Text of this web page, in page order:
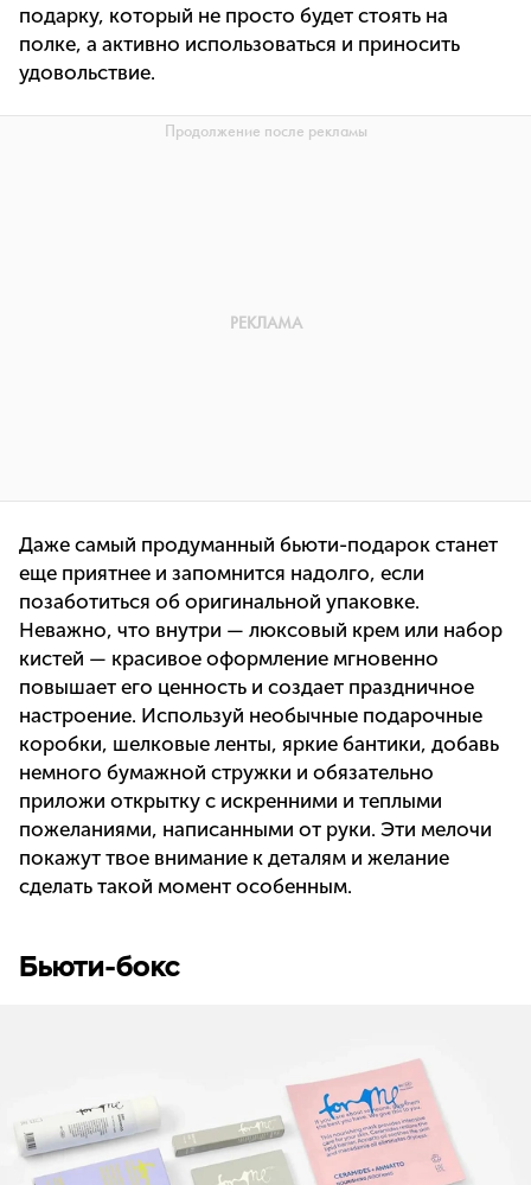
подарку, который не просто будет стоять на
полке, а активно использоваться и приносить
удовольствие.
Даже самый продуманный бьюти-подарок станет
еще приятнее и запомнится надолго, если
позаботиться об оригинальной упаковке.
Неважно, что внутри — люксовый крем или набор
кистей — красивое оформление мгновенно
повышает его ценность и создает праздничное
настроение. Используй необычные подарочные
коробки, шелковые ленты, яркие бантики, добавь
немного бумажной стружки и обязательно
приложи открытку с искренними и теплыми
пожеланиями, написанными от руки. Эти мелочи
покажут твое внимание к деталям и желание
сделать такой момент особенным.
Бьюти-бокс